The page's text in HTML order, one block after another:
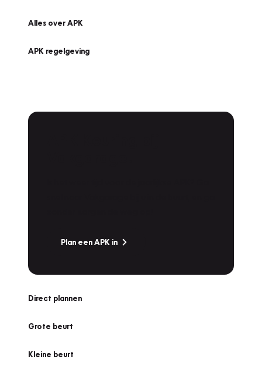
Alles over APK
APK regelgeving
Plan een APK in
Direct plannen
Grote beurt
Kleine beurt